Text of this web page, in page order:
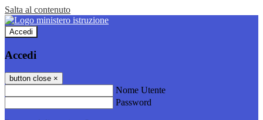
Salta al contenuto
Accedi
Accedi
button close ×
Nome Utente
Password